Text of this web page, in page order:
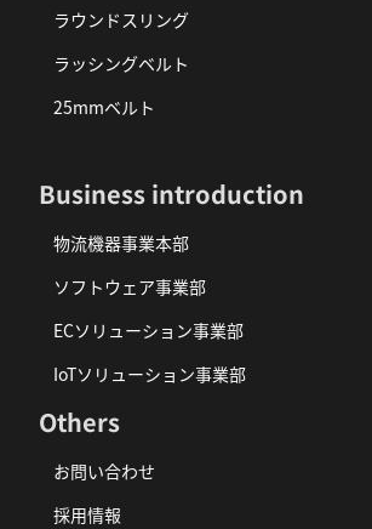
ラウンドスリング
ラッシングベルト
25mmベルト
Business introduction
物流機器事業本部
ソフトウェア事業部
ECソリューション事業部
IoTソリューション事業部
Others
お問い合わせ
採用情報